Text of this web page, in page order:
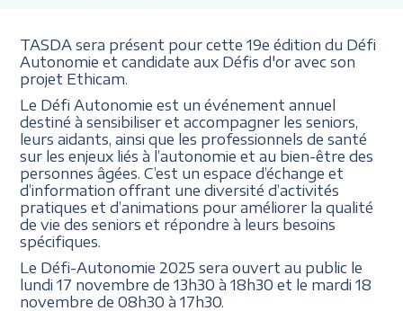
TASDA sera présent pour cette 19e édition du Défi
Autonomie et candidate aux Défis d'or avec son
projet Ethicam.
Le Défi Autonomie est un événement annuel
destiné à sensibiliser et accompagner les seniors,
leurs aidants, ainsi que les professionnels de santé
sur les enjeux liés à l’autonomie et au bien-être des
personnes âgées. C’est un espace d’échange et
d’information offrant une diversité d’activités
pratiques et d’animations pour améliorer la qualité
de vie des seniors et répondre à leurs besoins
spécifiques.
Le Défi-Autonomie 2025 sera ouvert au public le
lundi 17 novembre de 13h30 à 18h30 et le mardi 18
novembre de 08h30 à 17h30.